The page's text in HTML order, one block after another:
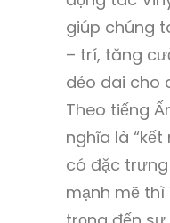
giúp chúng
– trí, tăng
dẻo dai cho
Theo tiếng
nghĩa là “kết
có đặc
mạnh mẽ